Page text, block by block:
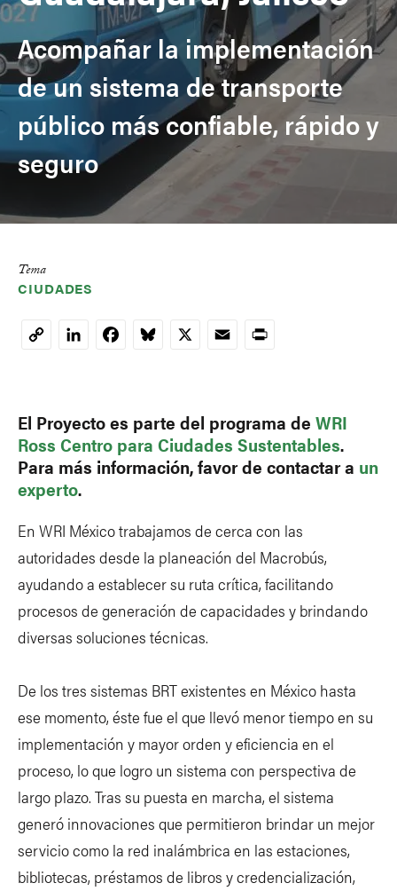
Acompañar la implementación
de un sistema de transporte
público más confiable, rápido y
seguro
Tema
CIUDADES
CopyLinkedInFacebookBluesky
X EmailPrint
El Proyectoes parte del programa de WRI
Ross Centro para Ciudades Sustentables.
Para más información, favor de contactar a un
experto.
En WRI México trabajamos de cerca con las
autoridades desde la planeación del Macrobús,
ayudando a establecer su ruta crítica, facilitando
procesos de generación de capacidades y brindando
diversas soluciones técnicas.
De los tres sistemas BRT existentes en México hasta
ese momento, éste fue el que llevó menor tiempo en su
implementación y mayor orden y eficiencia en el
proceso, lo que logro un sistema con perspectiva de
largo plazo. Tras su puesta en marcha, el sistema
generó innovaciones que permitieron brindar un mejor
servicio como la red inalámbrica en las estaciones,
bibliotecas, préstamos de libros y credencialización,